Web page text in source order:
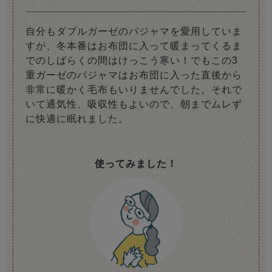
自分もダブルガーゼのパジャマを愛用していま
すが、冬本番はお布団に入って暖まってくるま
でのしばらくの間はけっこう寒い！でもこの3
重ガーゼのパジャマはお布団に入った直後から
非常に暖かく毛布もいりませんでした。それで
いて通気性、吸収性もよいので、朝までムレず
に快適に眠れました。
使ってみました！